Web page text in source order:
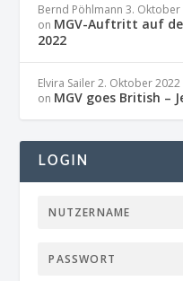
Bernd Pöhlmann 3. Oktober
on MGV-Auftritt auf
2022
Elvira Sailer 2. Oktober 2022
on MGV goes British –
LOGIN